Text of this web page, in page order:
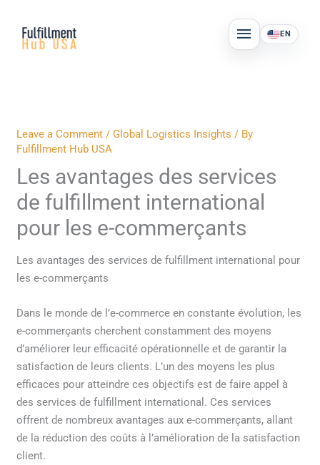
content
MAIN
MENU
EN
Leave a Comment / Global Logistics Insights / By
Fulfillment Hub USA
Les avantages des services
de fulfillment international
pour les e-commerçants
Les avantages des services de fulfillment international pour
les e-commerçants
Dans le monde de l’e-commerce en constante évolution, les
e-commerçants cherchent constamment des moyens
d’améliorer leur efficacité opérationnelle et de garantir la
satisfaction de leurs clients. L’un des moyens les plus
efficaces pour atteindre ces objectifs est de faire appel à
des services de fulfillment international. Ces services
offrent de nombreux avantages aux e-commerçants, allant
de la réduction des coûts à l’amélioration de la satisfaction
client.